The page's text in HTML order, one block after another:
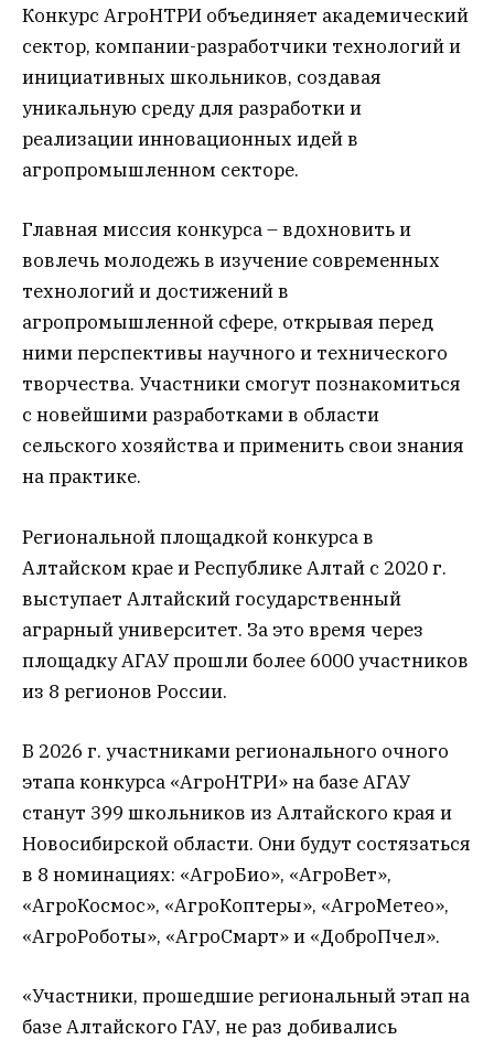
Конкурс АгроНТРИ объединяет академический
сектор, компании-разработчики технологий и
инициативных школьников, создавая
уникальную среду для разработки и
реализации инновационных идей в
агропромышленном секторе.
Главная миссия конкурса – вдохновить и
вовлечь молодежь в изучение современных
технологий и достижений в
агропромышленной сфере, открывая перед
ними перспективы научного и технического
творчества. Участники смогут познакомиться
с новейшими разработками в области
сельского хозяйства и применить свои знания
на практике.
Региональной площадкой конкурса в
Алтайском крае и Республике Алтай с 2020 г.
выступает Алтайский государственный
аграрный университет. За это время через
площадку АГАУ прошли более 6000 участников
из 8 регионов России.
В 2026 г. участниками регионального очного
этапа конкурса «АгроНТРИ» на базе АГАУ
станут 399 школьников из Алтайского края и
Новосибирской области. Они будут состязаться
в 8 номинациях: «АгроБио», «АгроВет»,
«АгроКосмос», «АгроКоптеры», «АгроМетео»,
«АгроРоботы», «АгроСмарт» и «ДоброПчел».
«Участники, прошедшие региональный этап на
базе Алтайского ГАУ, не раз добивались